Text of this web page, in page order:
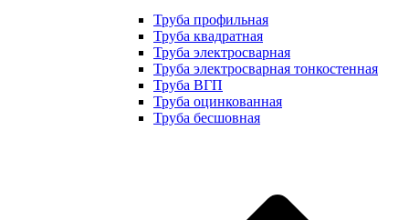
Труба профильная
Труба квадратная
Труба электросварная
Труба электросварная тонкостенная
Труба ВГП
Труба оцинкованная
Труба бесшовная